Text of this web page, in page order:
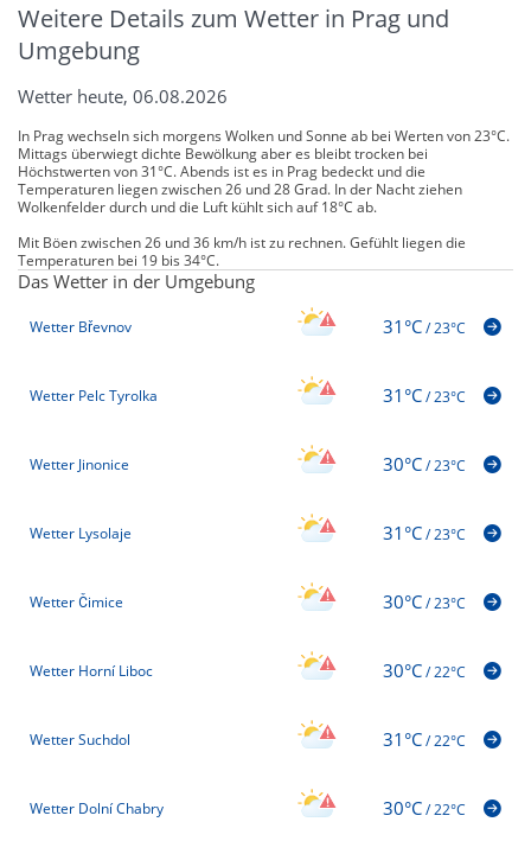
Weitere Details zum Wetter in Prag und
Umgebung
Wetter heute, 06.08.2026
In Prag wechseln sich morgens Wolken und Sonne ab bei Werten von 23°C.
Mittags überwiegt dichte Bewölkung aber es bleibt trocken bei
Höchstwerten von 31°C. Abends ist es in Prag bedeckt und die
Temperaturen liegen zwischen 26 und 28 Grad. In der Nacht ziehen
Wolkenfelder durch und die Luft kühlt sich auf 18°C ab.
Mit Böen zwischen 26 und 36 km/h ist zu rechnen. Gefühlt liegen die
Temperaturen bei 19 bis 34°C.
Das Wetter in der Umgebung
Wetter Břevnov 31°C/23°C
Wetter Pelc Tyrolka 31°C/23°C
Wetter Jinonice 30°C/23°C
Wetter Lysolaje 31°C/23°C
Wetter Čimice 30°C/23°C
Wetter Horní Liboc 30°C/22°C
Wetter Suchdol 31°C/22°C
Wetter Dolní Chabry 30°C/22°C